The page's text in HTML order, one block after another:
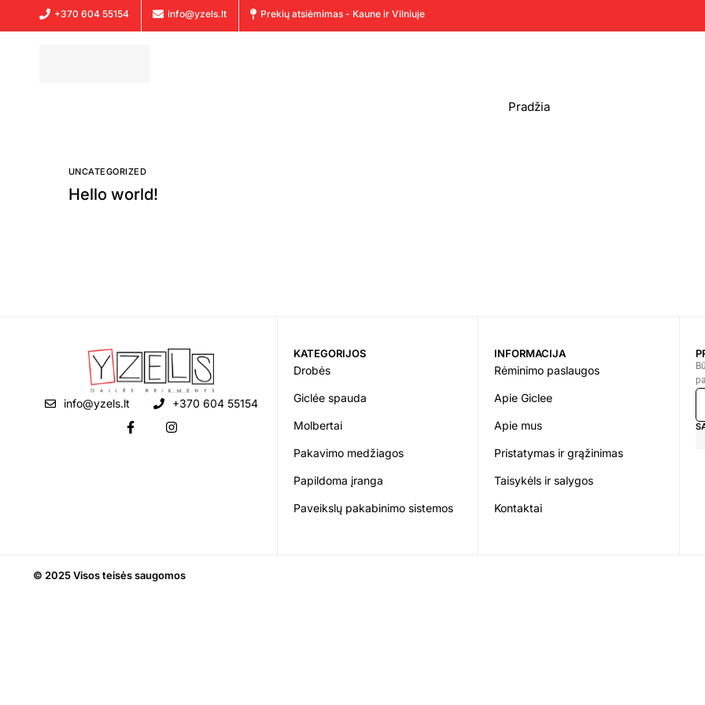
+370 604 55154 info@yzels.lt Prekių atsiėmimas - Kaune ir Vilniuje
Pradžia
UNCATEGORIZED
Hello world!
info@yzels.lt +370 604 55154
KATEGORIJOS
Drobės
Giclée spauda
Molbertai
Pakavimo medžiagos
Papildoma įranga
Paveikslų pakabinimo sistemos
INFORMACIJA
Rėminimo paslaugos
Apie Giclee
Apie mus
Pristatymas ir grąžinimas
Taisykėls ir salygos
Kontaktai
© 2025 Visos teisės saugomos